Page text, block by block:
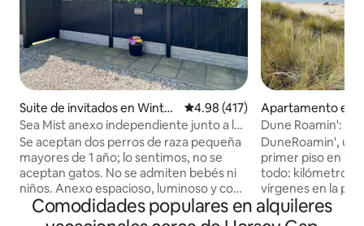
Suite de invitados en Winter
ton-on-Sea
Calificación promedio: 4.98 de
4.98 (417)
Sea Mist anexo independiente junto a las
dunas
Se aceptan dos perros de raza pequeña
mayores de 1 año; lo sentimos, no se
aceptan gatos. No se admiten bebés ni
niños. Anexo espacioso, luminoso y con
cocina, a 5 minutos a pie de la playa, las
dunas y el Fisherman's Return Pub,
Apartamento en
Dune Roamin': el
(ahora con TV)
DuneRoamin', un
primer piso en
todo: kilómetros
vírgenes en la
que necesitas
vacaciones
Comodidades populares en alquileres